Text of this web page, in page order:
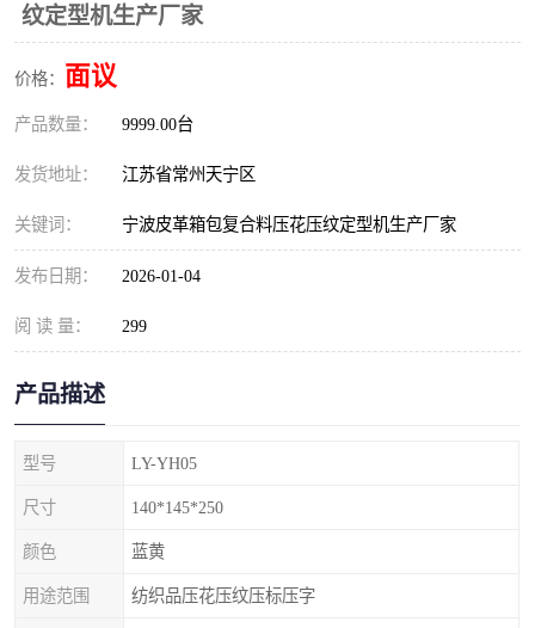
纹定型机生产厂家
价格： 面议
产品数量： 9999.00台
发货地址： 江苏省常州天宁区
关键词： 宁波皮革箱包复合料压花压纹定型机生产厂家
发布日期： 2026-01-04
阅 读 量： 299
产品描述
型号 LY-YH05
尺寸 140*145*250
颜色 蓝黄
用途范围 纺织品压花压纹压标压字